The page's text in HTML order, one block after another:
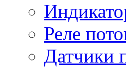
Реле
Датчики